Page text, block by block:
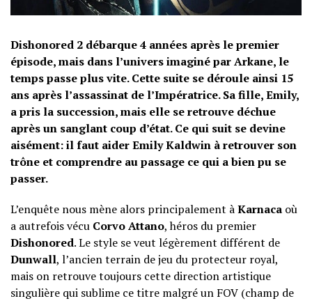
Dishonored 2 débarque 4 années après le premier
épisode, mais dans l’univers imaginé par Arkane, le
temps passe plus vite. Cette suite se déroule ainsi 15
ans après l’assassinat de l’Impératrice. Sa fille, Emily,
a pris la succession, mais elle se retrouve déchue
après un sanglant coup d’état. Ce qui suit se devine
aisément: il faut aider Emily Kaldwin à retrouver son
trône et comprendre au passage ce qui a bien pu se
passer.
L’enquête nous mène alors principalement àKarnaca où
a autrefois vécu Corvo Attano, héros du premier
Dishonored. Le style se veut légèrement différent de
Dunwall, l’ancien terrain de jeu du protecteur royal,
mais on retrouve toujours cette direction artistique
singulière qui sublime ce titre malgré un FOV (champ de